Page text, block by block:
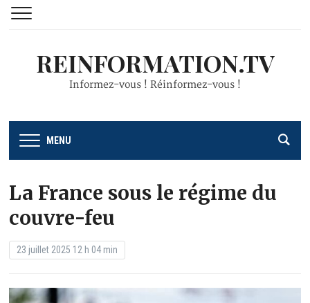
REINFORMATION.TV
Informez-vous ! Réinformez-vous !
MENU
La France sous le régime du
couvre-feu
23 juillet 2025 12 h 04 min